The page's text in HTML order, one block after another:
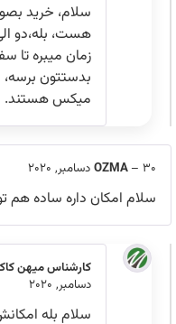
سلام، خرید بصورت
هست، بله،دو الی سه
زمان میبره تا سفارش
بدستتون برسه، بله
میکس هستند.
OZMA
سلام امکان داره ساده هم توش
کارشناس میهن کاکتوس
دسامبر, 2020
سلام بله امکانش